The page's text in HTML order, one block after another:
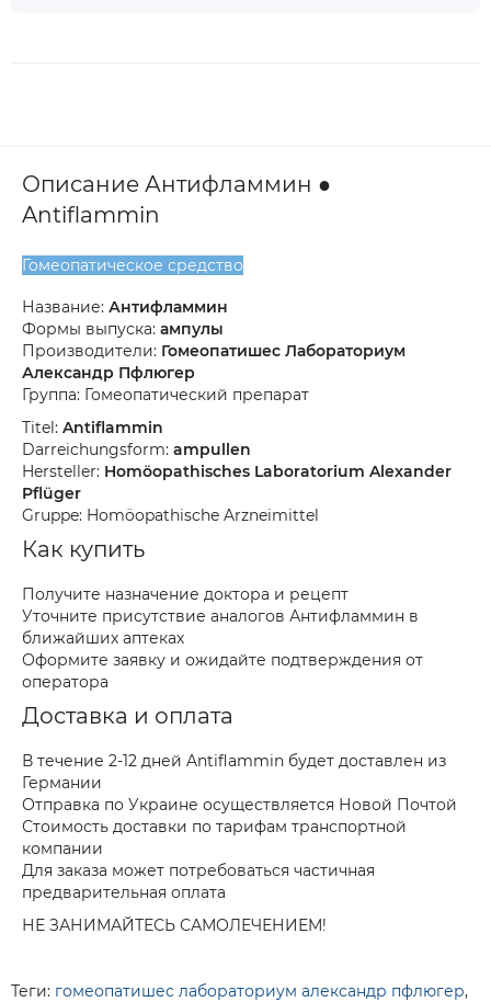
Описание Антифламмин ●
Antiflammin
Гомеопатическое средство
Название: Антифламмин
Формы выпуска: ампулы
Производители: Гомеопатишес Лабораториум
Александр Пфлюгер
Группа: Гомеопатический препарат
Titel: Antiflammin
Darreichungsform: ampullen
Hersteller: Homöopathisches Laboratorium Alexander
Pflüger
Gruppe: Homöopathische Arzneimittel
Как купить
Получите назначение доктора и рецепт
Уточните присутствие аналогов Антифламмин в
ближайших аптеках
Оформите заявку и ожидайте подтверждения от
оператора
Доставка и оплата
В течение 2-12 дней Antiflammin будет доставлен из
Германии
Отправка по Украине осуществляется Новой Почтой
Стоимость доставки по тарифам транспортной
компании
Для заказа может потребоваться частичная
предварительная оплата
НЕ ЗАНИМАЙТЕСЬ САМОЛЕЧЕНИЕМ!
Теги: гомеопатишес лабораториум александр пфлюгер,